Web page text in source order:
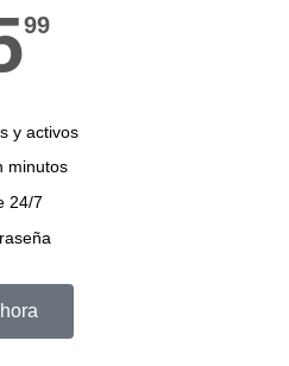
99
y activos
minutos
24/7